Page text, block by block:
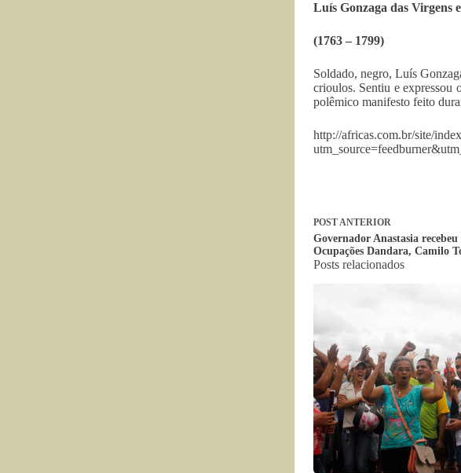
Luís Gonzaga das Virgens
(1763 – 1799)
Soldado, negro, Luís
crioulos. Sentiu e expressou
polêmico manifesto feito
http://africas.com.br/site/
POSTANTERIOR
Governador Anastasia
Ocupações Dandara, Camilo
Posts relacionados